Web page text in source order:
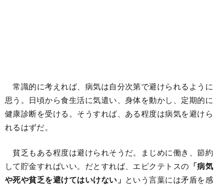
常識的に考えれば、病気は自分次第で避けられるように
思う。日頃から食生活に気遣い、身体を動かし、定期的に
健康診断を受ける。そうすれば、ある程度は病気を避けら
れるはずだ。
貧乏もある程度は避けられそうだ。まじめに働き、節約
して貯金すればいい。だとすれば、エピクテトスの 「病気
や死や貧乏を避けてはいけない」 という言葉には矛盾を感